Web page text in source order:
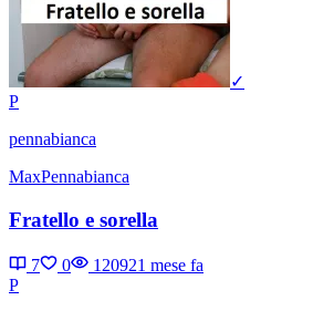
✓
P
pennabianca
MaxPennabianca
Fratello e sorella
7 0 120921 mese fa
P